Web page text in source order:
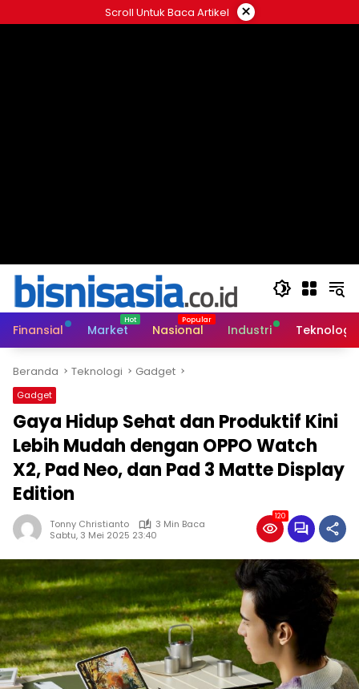
ke
Scroll Untuk Baca Artikel ×
Finansial Market Nasional Industri Teknologi
Beranda Teknologi Gadget
Gadget
Gaya Hidup Sehat dan Produktif Kini
Lebih Mudah dengan OPPO Watch
X2, Pad Neo, dan Pad 3 Matte Display
Edition
Tonny Christianto
3 Min Baca
Sabtu, 3 Mei 2025 23:40
120